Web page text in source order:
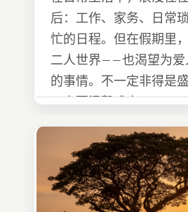
后：工作、家务、日常
忙的日程。但在假期里
二人世界——也渴望为爱
的事情。不一定非得是
一定要温馨难忘 :)